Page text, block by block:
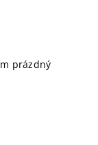
prázdný